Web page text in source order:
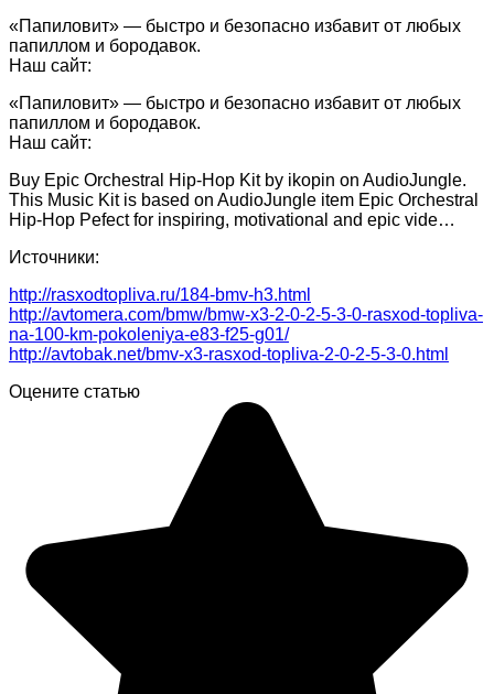
«Папиловит» — быстро и безопасно избавит от любых
папиллом и бородавок.
Наш сайт:
«Папиловит» — быстро и безопасно избавит от любых
папиллом и бородавок.
Наш сайт:
Buy Epic Orchestral Hip-Hop Kit by ikopin on AudioJungle.
This Music Kit is based on AudioJungle item Epic Orchestral
Hip-Hop Pefect for inspiring, motivational and epic vide…
Источники:
http://rasxodtopliva.ru/184-bmv-h3.html
http://avtomera.com/bmw/bmw-x3-2-0-2-5-3-0-rasxod-topliva-
na-100-km-pokoleniya-e83-f25-g01/
http://avtobak.net/bmv-x3-rasxod-topliva-2-0-2-5-3-0.html
Оцените статью